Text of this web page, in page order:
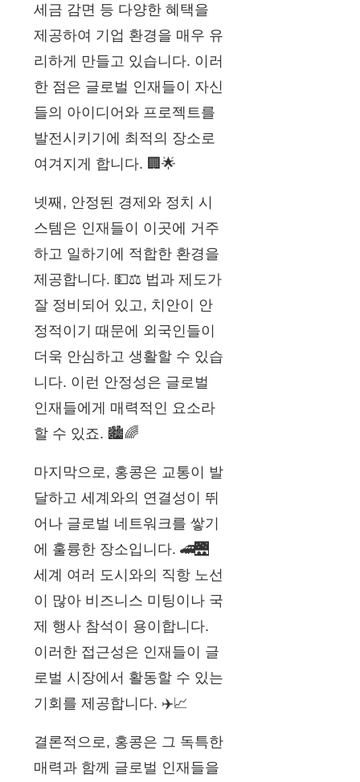
세금 감면 등 다양한 혜택을
제공하여 기업 환경을 매우 유
리하게 만들고 있습니다. 이러
한 점은 글로벌 인재들이 자신
들의 아이디어와 프로젝트를
발전시키기에 최적의 장소로
여겨지게 합니다. 🏢🌟
넷째, 안정된 경제와 정치 시
스템은 인재들이 이곳에 거주
하고 일하기에 적합한 환경을
제공합니다. 💵⚖️ 법과 제도가
잘 정비되어 있고, 치안이 안
정적이기 때문에 외국인들이
더욱 안심하고 생활할 수 있습
니다. 이런 안정성은 글로벌
인재들에게 매력적인 요소라
할 수 있죠. 🏙️🌈
마지막으로, 홍콩은 교통이 발
달하고 세계와의 연결성이 뛰
어나 글로벌 네트워크를 쌓기
에 훌륭한 장소입니다. 🚄🌉
세계 여러 도시와의 직항 노선
이 많아 비즈니스 미팅이나 국
제 행사 참석이 용이합니다.
이러한 접근성은 인재들이 글
로벌 시장에서 활동할 수 있는
기회를 제공합니다. ✈️📈
결론적으로, 홍콩은 그 독특한
매력과 함께 글로벌 인재들을